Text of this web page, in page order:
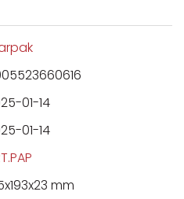
01-14
01-14
mm